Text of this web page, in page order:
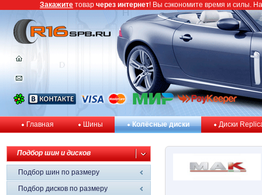
Главная Шины Колёсные диски Диски
Подбор шин и дисков
Подбор шин по размеру
Подбор дисков по размеру
Закажите товар через интернет! Вы сэкономите время и силы.